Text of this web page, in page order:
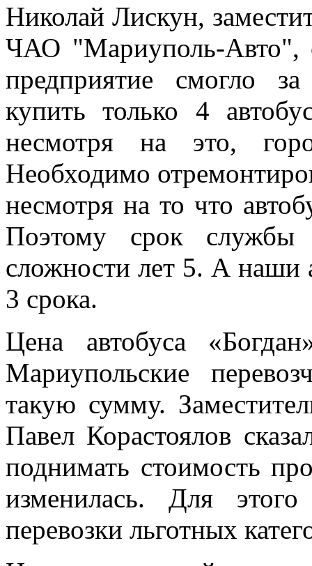
Николай Лискун,
ЧАО "Мариуполь-Авто",
предприятие смогло
купить только 4
несмотря на это,
Необходимо
несмотря на то что
Поэтому срок
сложности лет 5. А наши
3 срока.
Цена автобуса
Мариупольские
такую сумму.
Павел Корастоялов
поднимать стоимость
изменилась. Для
перевозки льготных